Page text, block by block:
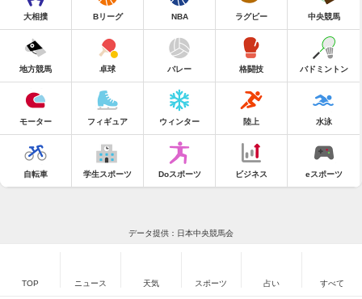
大相撲 Bリーグ NBA ラグビー 中央競馬
地方競馬 卓球 バレー 格闘技 バドミントン
モーター フィギュア ウィンター 陸上 水泳
自転車 学生スポーツ Doスポーツ ビジネス eスポーツ
データ提供：日本中央競馬会
TOP ニュース 天気 スポーツ 占い すべて